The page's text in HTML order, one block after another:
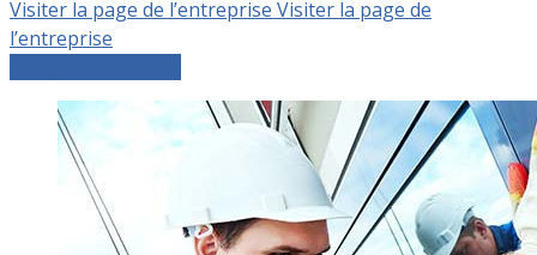
Visiter la page de l’entreprise Visiter la page de
l’entreprise